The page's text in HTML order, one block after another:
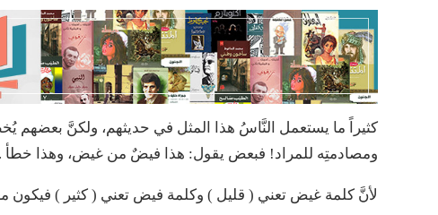
كثيراً ما يستعمل النَّاسُ هذا المثل في حديثهم، ولكنَّ بعضهم
ومصادمتِه للمراد! فبعض يقول: هذا فيضٌ من غيض، وهذا
لأنَّ كلمة غيض تعني ( قليل ) وكلمة فيض تعني ( كثير ) فيكون